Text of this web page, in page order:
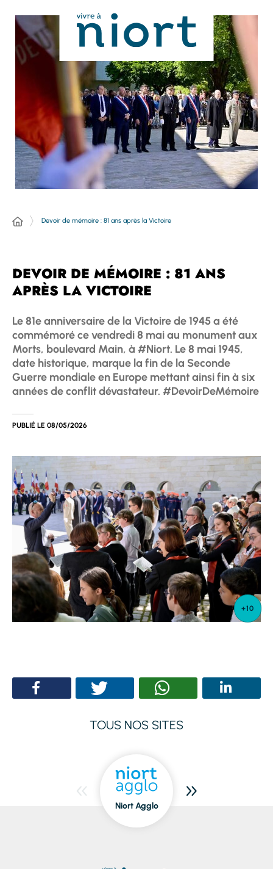
Devoir de mémoire : 81 ans après la Victoire
DEVOIR DE MÉMOIRE : 81 ANS
APRÈS LA VICTOIRE
Le 81e anniversaire de la Victoire de 1945 a été
commémoré ce vendredi 8 mai au monument aux
Morts, boulevard Main, à #Niort. Le 8 mai 1945,
date historique, marque la fin de la Seconde
Guerre mondiale en Europe mettant ainsi fin à six
années de conflit dévastateur. #DevoirDeMémoire
PUBLIÉ LE 08/05/2026
TOUS NOS SITES
Niort Agglo